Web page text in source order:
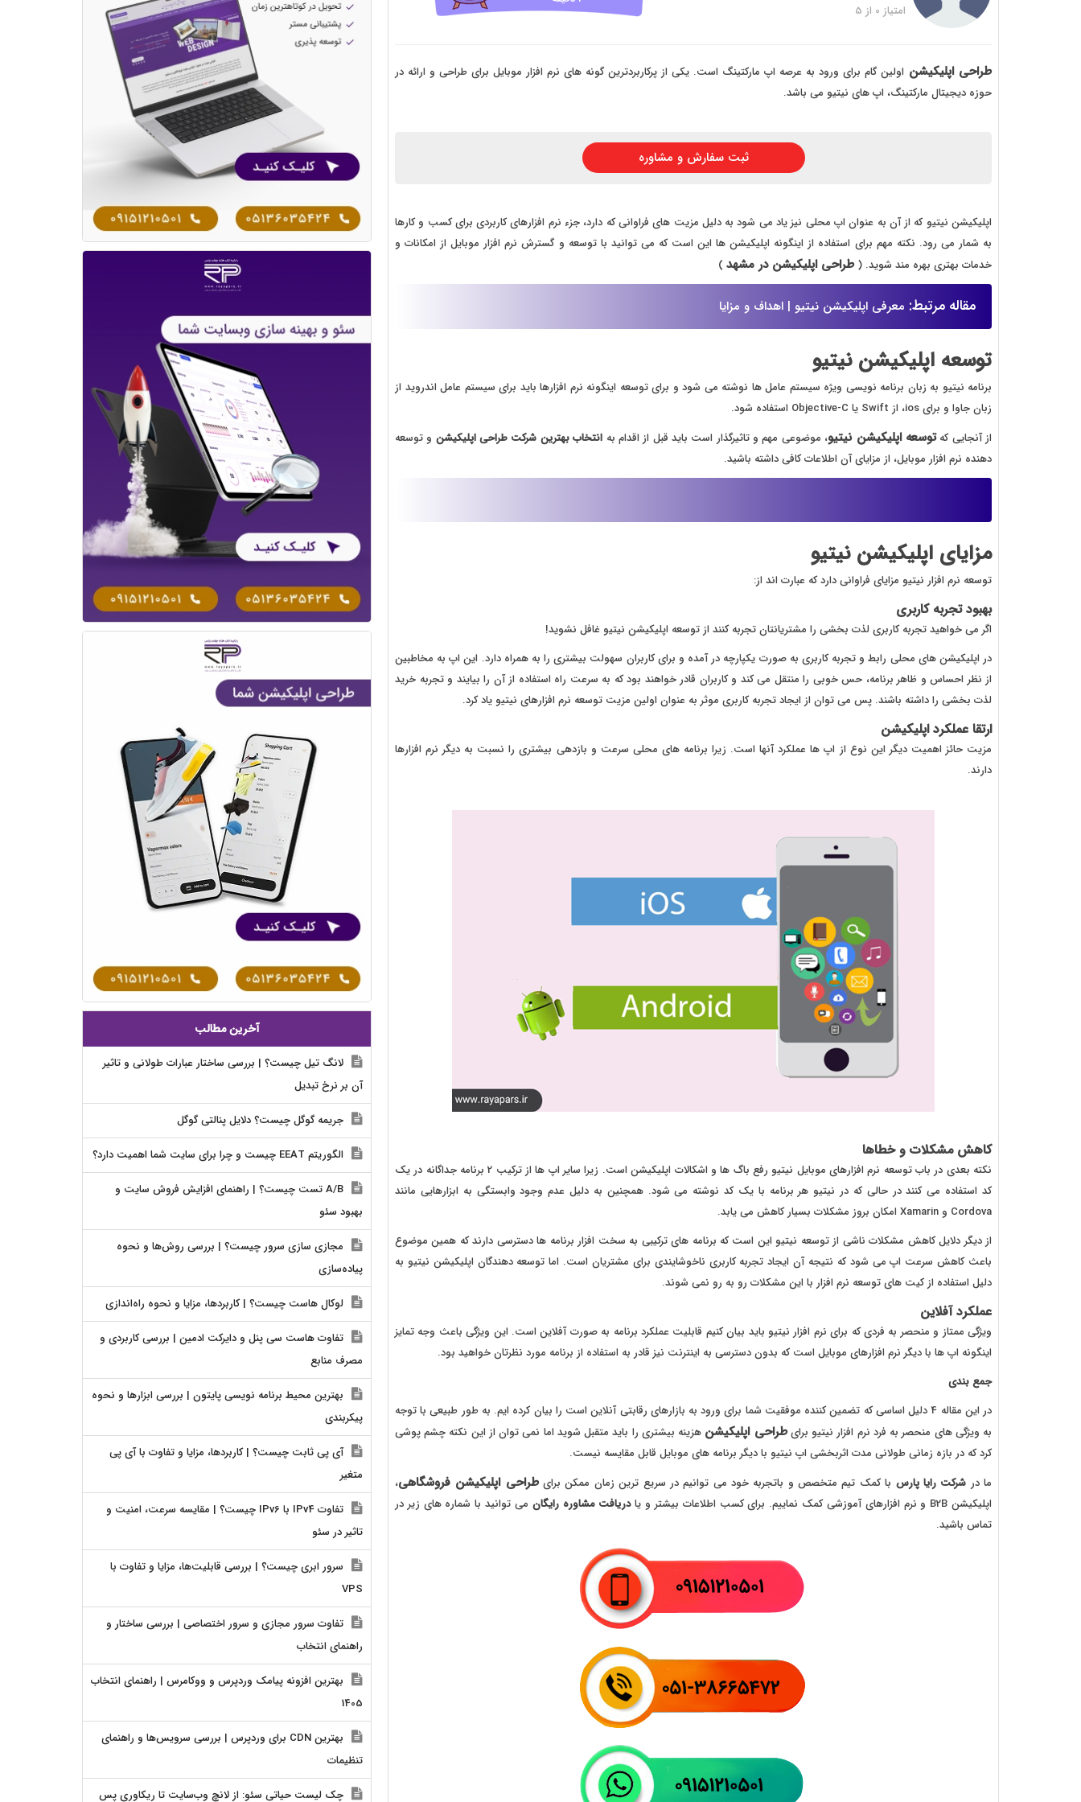
خرید سایت با امکانات دیوار
خرید سایت همایش
امتیاز 0 از 5
طراحی اپلیکیشن اولین گام برای ورود به عرصه اپ مارکتینگ است. یکی از پرکاربردترین گونه های نرم افزار موبایل برای طراحی و ارائه در
حوزه دیجیتال مارکتینگ، اپ های نیتیو می باشد.
ثبت سفارش و مشاوره
اپلیکیشن نیتیو که از آن به عنوان اپ محلی نیز یاد می شود به دلیل مزیت های فراوانی که دارد، جزء نرم افزارهای کاربردی برای کسب و کارها
به شمار می رود. نکته مهم برای استفاده از اینگونه اپلیکیشن ها این است که می توانید با توسعه و گسترش نرم افزار موبایل از امکانات و
خدمات بهتری بهره مند شوید. (طراحی اپلیکیشن در مشهد )
مقاله مرتبط: معرفی اپلیکیشن نیتیو | اهداف و مزایا
توسعه اپلیکیشن نیتیو
برنامه نیتیو به زبان برنامه نویسی ویژه سیستم عامل ها نوشته می شود و برای توسعه اینگونه نرم افزارها باید برای سیستم عامل اندروید از
زبان جاوا و برای ios، از Swift یا Objective-C استفاده شود.
از آنجایی کهتوسعه اپلیکیشن نیتیو، موضوعی مهم و تاثیرگذار است باید قبل از اقدام به انتخاب بهترین شرکت طراحی اپلیکیشن و توسعه
دهنده نرم افزار موبایل، از مزایای آن اطلاعات کافی داشته باشید.
مزایای اپلیکیشن نیتیو
توسعه نرم افزار نیتیو مزایای فراوانی دارد که عبارت اند از:
بهبود تجربه کاربری
اگر می خواهید تجربه کاربری لذت بخشی را مشتریانتان تجربه کنند از توسعه اپلیکیشن نیتیو غافل نشوید!
در اپلیکیشن های محلی رابط و تجربه کاربری به صورت یکپارچه در آمده و برای کاربران سهولت بیشتری را به همراه دارد. این اپ به مخاطبین
از نظر احساس و ظاهر برنامه، حس خوبی را منتقل می کند و کاربران قادر خواهند بود که به سرعت راه استفاده از آن را بیایند و تجربه خرید
لذت بخشی را داشته باشند. پس می توان از ایجاد تجربه کاربری موثر به عنوان اولین مزیت توسعه نرم افزارهای نیتیو یاد کرد.
ارتقا عملکرد اپلیکیشن
مزیت حائز اهمیت دیگر این نوع از اپ ها عملکرد آنها است. زیرا برنامه های محلی سرعت و بازدهی بیشتری را نسبت به دیگر نرم افزارها
دارند.
کاهش مشکلات و خطاها
نکته بعدی در باب توسعه نرم افزارهای موبایل نیتیو رفع باگ ها و اشکالات اپلیکیشن است. زیرا سایر اپ ها از ترکیب 2 برنامه جداگانه در یک
کد استفاده می کنند در حالی که در نیتیو هر برنامه با یک کد نوشته می شود. همچنین به دلیل عدم وجود وابستگی به ابزارهایی مانند
Cordova و Xamarin امکان بروز مشکلات بسیار کاهش می یابد.
از دیگر دلایل کاهش مشکلات ناشی از توسعه نیتیو این است که برنامه های ترکیبی به سخت افزار برنامه ها دسترسی دارند که همین موضوع
باعث کاهش سرعت اپ می شود که نتیجه آن ایجاد تجربه کاربری ناخوشایندی برای مشتریان است. اما توسعه دهندگان اپلیکیشن نیتیو به
دلیل استفاده از کیت های توسعه نرم افزار با این مشکلات رو به رو نمی شوند.
عملکرد آفلاین
ویژگی ممتاز و منحصر به فردی که برای نرم افزار نیتیو باید بیان کنیم قابلیت عملکرد برنامه به صورت آفلاین است. این ویژگی باعث وجه تمایز
اینگونه اپ ها با دیگر نرم افزارهای موبایل است که بدون دسترسی به اینترنت نیز قادر به استفاده از برنامه مورد نظرتان خواهید بود.
جمع بندی
در این مقاله 4 دلیل اساسی که تضمین کننده موفقیت شما برای ورود به بازارهای رقابتی آنلاین است را بیان کرده ایم. به طور طبیعی با توجه
به ویژگی های منحصر به فرد نرم افزار نیتیو برایطراحی اپلیکیشن هزینه بیشتری را باید متقبل شوید اما نمی توان از این نکته چشم پوشی
کرد که در بازه زمانی طولانی مدت اثربخشی اپ نیتیو با دیگر برنامه های موبایل قابل مقایسه نیست.
ما در شرکت رایا پارس با کمک تیم متخصص و باتجربه خود می توانیم در سریع ترین زمان ممکن برایطراحی اپلیکیشن فروشگاهی،
اپلیکیشن B2B و نرم افزارهای آموزشی کمک نماییم. برای کسب اطلاعات بیشتر و یا
دریافت مشاوره رایگان می توانید با شماره های زیر در
تماس باشید.
آخرین مطالب
لانگ تیل چیست؟ | بررسی ساختار عبارات طولانی و تاثیر
آن بر نرخ تبدیل
جریمه گوگل چیست؟ دلایل پنالتی گوگل
الگوریتم EEAT چیست و چرا برای سایت شما اهمیت دارد؟
A/B تست چیست؟ | راهنمای افزایش فروش سایت و
بهبود سئو
مجازی سازی سرور چیست؟ | بررسی روش‌ها و نحوه
پیاده‌سازی
لوکال هاست چیست؟ | کاربردها، مزایا و نحوه راه‌اندازی
تفاوت هاست سی پنل و دایرکت ادمین | بررسی کاربردی و
مصرف منابع
بهترین محیط برنامه نویسی پایتون | بررسی ابزارها و نحوه
پیکربندی
آی پی ثابت چیست؟ | کاربردها، مزایا و تفاوت با آی پی
متغیر
تفاوت IPv4 با IPv6 چیست؟ | مقایسه سرعت، امنیت و
تاثیر در سئو
سرور ابری چیست؟ | بررسی قابلیت‌ها، مزایا و تفاوت با
VPS
تفاوت سرور مجازی و سرور اختصاصی | بررسی ساختار و
راهنمای انتخاب
بهترین افزونه پیامک وردپرس و ووکامرس | راهنمای انتخاب
1405
بهترین CDN برای وردپرس | بررسی سرویس‌ها و راهنمای
تنظیمات
چک لیست حیاتی سئو: از لانچ وب‌سایت تا ریکاوری پس